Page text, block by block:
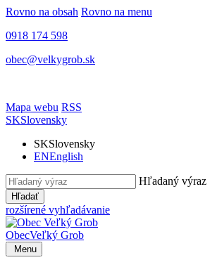
Rovno na obsah Rovno na menu
0918 174 598
obec@velkygrob.sk
Mapa webu RSS
SKSlovensky
SKSlovensky
ENEnglish
Hľadaný výraz
Hľadať
rozšírené vyhľadávanie
ObecVeľký Grob
Menu